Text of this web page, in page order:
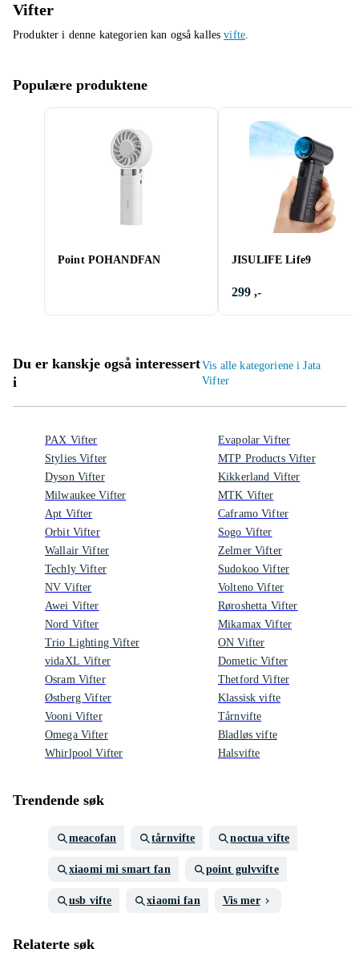
Vifter
Produkter i denne kategorien kan også kallesvifte.
Populære produktene
Point POHANDFAN JISULIFE Life9
299 ,-
Du er kanskje også interessert
i
Vis alle kategoriene i Jata
Vifter
PAX Vifter
Stylies Vifter
Dyson Vifter
Milwaukee Vifter
Apt Vifter
Orbit Vifter
Wallair Vifter
Techly Vifter
NV Vifter
Awei Vifter
Nord Vifter
Trio Lighting Vifter
vidaXL Vifter
Osram Vifter
Østberg Vifter
Vooni Vifter
Omega Vifter
Whirlpool Vifter
Evapolar Vifter
MTP Products Vifter
Kikkerland Vifter
MTK Vifter
Caframo Vifter
Sogo Vifter
Zelmer Vifter
Sudokoo Vifter
Volteno Vifter
Røroshetta Vifter
Mikamax Vifter
ON Vifter
Dometic Vifter
Thetford Vifter
Klassisk vifte
Tårnvifte
Bladløs vifte
Halsvifte
Trendende søk
meacofan tårnvifte noctua vifte
xiaomi mi smart fan point gulvvifte
usb vifte xiaomi fan Vis mer
Relaterte søk